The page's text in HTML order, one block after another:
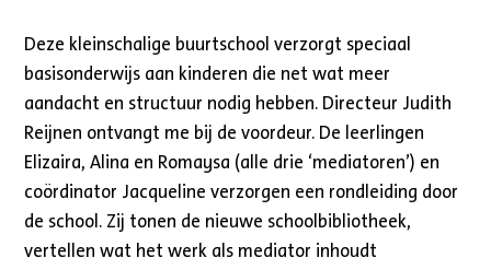
Deze kleinschalige buurtschool verzorgt speciaal
basisonderwijs aan kinderen die net wat meer
aandacht en structuur nodig hebben. Directeur Judith
Reijnen ontvangt me bij de voordeur. De leerlingen
Elizaira, Alina en Romaysa (alle drie ‘mediatoren’) en
coördinator Jacqueline verzorgen een rondleiding door
de school. Zij tonen de nieuwe schoolbibliotheek,
vertellen wat het werk als mediator inhoudt